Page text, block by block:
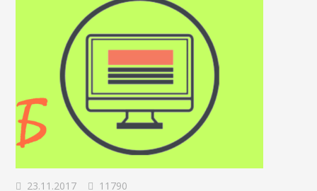
23.11.2017 11790